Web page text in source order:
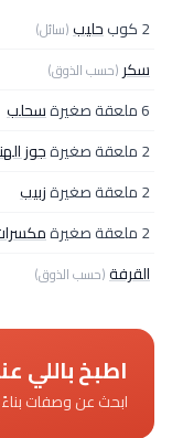
2 كوب حليب(سائل)
سكر(حسب الذوق)
6 ملعقة صغيرة
سحلب
2 ملعقة صغيرة
جوز
2 ملعقة صغيرة
زبيب
2 ملعقة صغيرة
القرفة(حسب الذوق)
اطبخ باللي
ابحث عن وصفات